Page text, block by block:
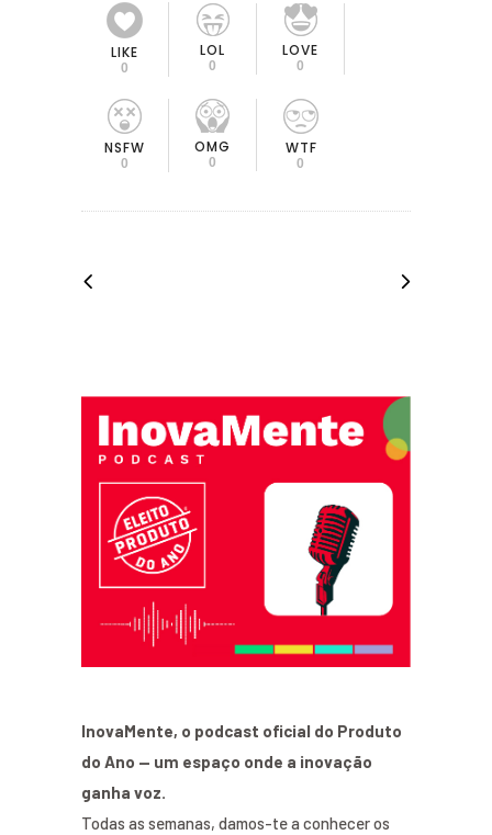
LIKE
0
LOL
0
LOVE
0
NSFW
0
OMG
0
WTF
0
InovaMente, o podcast oficial do Produto
do Ano — um espaço onde a inovação
ganha voz.
Todas as semanas, damos-te a conhecer os